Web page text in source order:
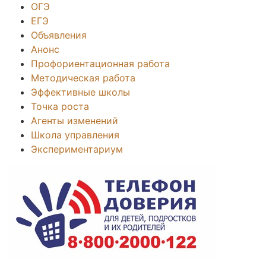
ОГЭ
ЕГЭ
Объявления
Анонс
Профориентационная работа
Методическая работа
Эффективные школы
Точка роста
Агенты изменений
Школа управления
Экспериментариум